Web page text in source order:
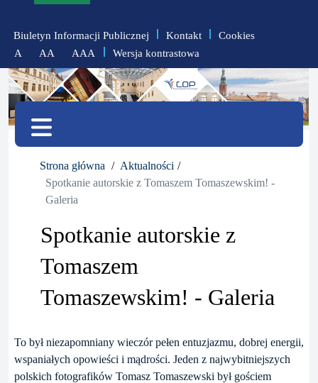
informację
polityce
prywatności
Biuletyn Informacji Publicznej Kontakt
Cookies
A
zmniejsz
czcionkę
AA
zresetuj
AAA
zwiększ
czcionkę
Wersja kontrastowa
Menu
Strona główna
Aktualności
Spotkanie autorskie z Tomaszem Tomaszewskim! -
Galeria
Spotkanie autorskie z
Tomaszem
Tomaszewskim! - Galeria
To był niezapomniany wieczór pełen entuzjazmu, dobrej energii,
wspaniałych opowieści i mądrości. Jeden z najwybitniejszych
polskich fotografików Tomasz Tomaszewski był gościem